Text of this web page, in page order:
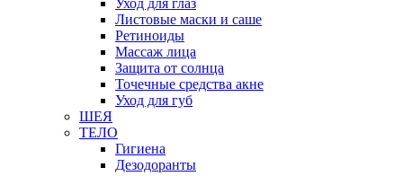
Листовые маски и саше
Ретиноиды
Массаж лица
Защита от солнца
Точечные средства акне
Уход для губ
ШЕЯ
ТЕЛО
Гигиена
Дезодоранты